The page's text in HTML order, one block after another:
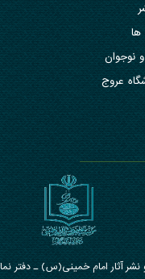
ها
نوجوان
عروج
آثار امام خمینی(س) ـ دفتر